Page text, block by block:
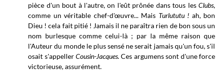
pièce d'un bout à l'autre, on l'eût prônée dans tous les Clubs,
comme un véritable chef-d'œuvre... Mais Turlututu ! ah, bon
Dieu ! cela fait pitié ! Jamais il ne paraîtra rien de bon sous un
nom burlesque comme celui-là ; par la même raison que
l'Auteur du monde le plus sensé ne serait jamais qu'un fou, s'il
osait s'appellerCousin-Jacques.Ces argumens sont d'une force
victorieuse, assurément.